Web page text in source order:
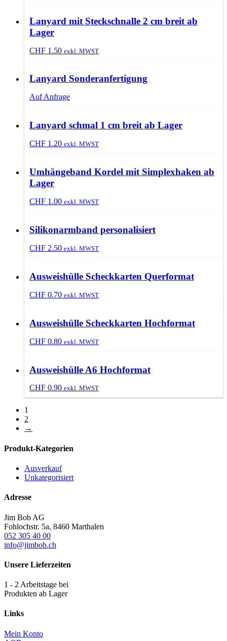
Lanyard mit Steckschnalle 2 cm breit ab
Lager
CHF 1.50 exkl. MWST
Lanyard Sonderanfertigung
Auf Anfrage
Lanyard schmal 1 cm breit ab Lager
CHF 1.20 exkl. MWST
Umhängeband Kordel mit Simplexhaken ab
Lager
CHF 1.00 exkl. MWST
Silikonarmband personalisiert
CHF 2.50 exkl. MWST
Ausweishülle Scheckkarten Querformat
CHF 0.70 exkl. MWST
Ausweishülle Scheckkarten Hochformat
CHF 0.80 exkl. MWST
Ausweishülle A6 Hochformat
CHF 0.90 exkl. MWST
1
2
→
Produkt-Kategorien
Ausverkauf
Unkategorisiert
Adresse
Jim Bob AG
Fohlochstr. 5a, 8460 Marthalen
052 305 40 00
info@jimbob.ch
Unsere Lieferzeiten
1 - 2 Arbeitstage bei
Produkten ab Lager
Links
Mein Konto